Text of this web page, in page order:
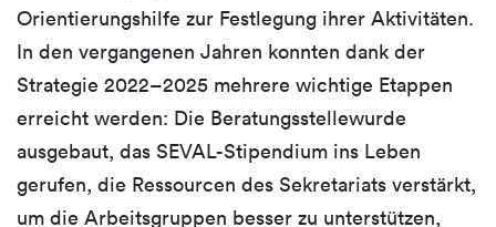
Orientierungshilfe zur Festlegung ihrer Aktivitäten.
In den vergangenen Jahren konnten dank der
Strategie 2022–2025 mehrere wichtige Etappen
erreicht werden: Die Beratungsstellewurde
ausgebaut, das SEVAL-Stipendium ins Leben
gerufen, die Ressourcen des Sekretariats verstärkt,
um die Arbeitsgruppen besser zu unterstützen,